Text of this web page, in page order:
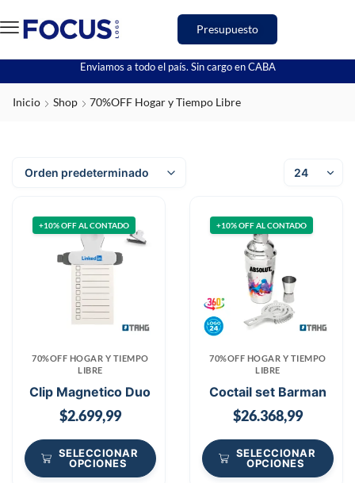
Presupuesto
Enviamos a todo el país. Sin cargo en CABA
Inicio Shop 70%OFF Hogar y Tiempo Libre
+10% OFF AL CONTADO
70%OFF HOGAR Y TIEMPO
LIBRE
Clip Magnetico Duo
$2.699,99
SELECCIONAR
OPCIONES
+10% OFF AL CONTADO
70%OFF HOGAR Y TIEMPO
LIBRE
Coctail set Barman
$26.368,99
SELECCIONAR
OPCIONES